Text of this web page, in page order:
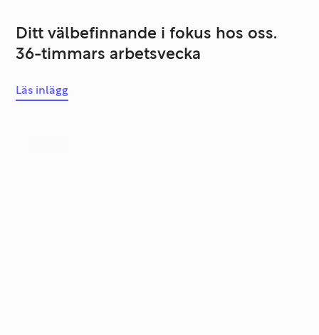
Ditt välbefinnande i fokus hos oss.
36-timmars arbetsvecka
Läs inlägg